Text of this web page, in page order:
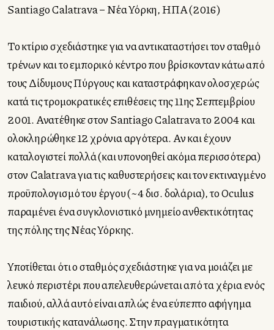
Santiago Calatrava – Νέα Υόρκη, ΗΠΑ (2016)
Το κτίριο σχεδιάστηκε για να αντικαταστήσει τον σταθμό
τρένων και το εμπορικό κέντρο που βρίσκονταν κάτω από
τους Δίδυμους Πύργους και καταστράφηκαν ολοσχερώς
κατά τις τρομοκρατικές επιθέσεις της 11ης Σεπτεμβρίου
2001. Ανατέθηκε στον Santiago Calatrava το 2004 και
ολοκληρώθηκε 12 χρόνια αργότερα. Αν και έχουν
καταλογιστεί πολλά (και υπονοηθεί ακόμα περισσότερα)
στον Calatrava για τις καθυστερήσεις και τον εκτιναγμένο
προϋπολογισμό του έργου (~4 δισ. δολάρια), το Oculus
παραμένει ένα συγκλονιστικό μνημείο ανθεκτικότητας
της πόλης της Νέας Υόρκης.
Υποτίθεται ότι ο σταθμός σχεδιάστηκε για να μοιάζει με
λευκό περιστέρι που απελευθερώνεται από τα χέρια ενός
παιδιού, αλλά αυτό είναι απλώς ένα εύπεπτο αφήγημα
τουριστικής κατανάλωσης. Στην πραγματικότητα